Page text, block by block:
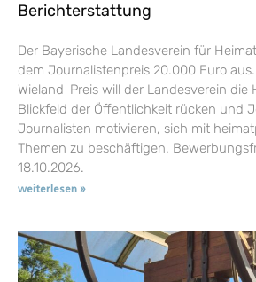
Berichterstattung
Der Bayerische Landesverein für
dem Journalistenpreis 20.000 Euro
Wieland-Preis will der Landesverein die
Blickfeld der Öffentlichkeit rücken und
Journalisten motivieren, sich mit
Themen zu beschäftigen.
18.10.2026.
weiterlesen »